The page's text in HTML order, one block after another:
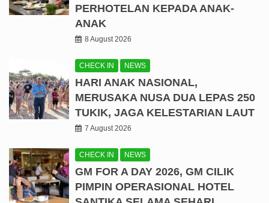
PERHOTELAN KEPADA ANAK-
ANAK
8 August 2026
CHECK IN NEWS
HARI ANAK NASIONAL,
MERUSAKA NUSA DUA LEPAS 250
TUKIK, JAGA KELESTARIAN LAUT
7 August 2026
CHECK IN NEWS
GM FOR A DAY 2026, GM CILIK
PIMPIN OPERASIONAL HOTEL